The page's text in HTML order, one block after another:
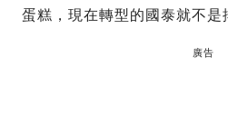
蛋糕，現在轉型的國泰就不是
廣告